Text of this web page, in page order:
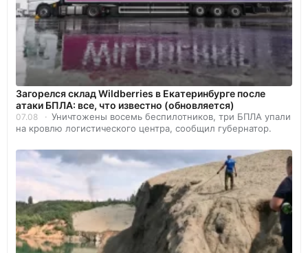
Загорелся склад Wildberries в Екатеринбурге после
атаки БПЛА: все, что известно (обновляется)
07.08
Уничтожены восемь беспилотников, три БПЛА упали
на кровлю логистического центра, сообщил губернатор.